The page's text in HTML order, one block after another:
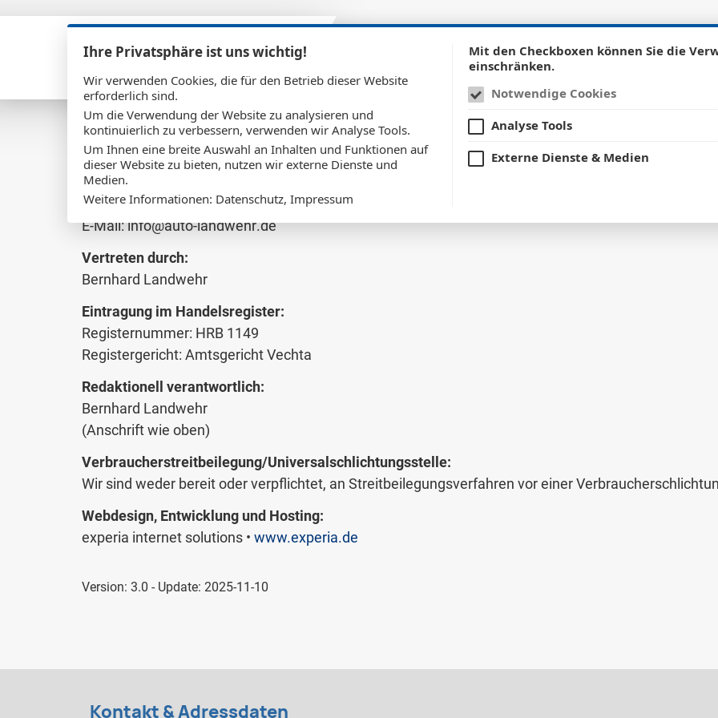
Home Unternehmen
Impressum
Auto Landwehr GmbH
Steinfelder Str. 28
49451 Holdorf
Tel.: 0 54 94 - 10 89
E-Mail:info@auto-landwehr.de
Vertreten durch:
Bernhard Landwehr
Eintragung im Handelsregister:
Registernummer: HRB 1149
Registergericht: Amtsgericht Vechta
Redaktionell verantwortlich:
Bernhard Landwehr
(Anschrift wie oben)
Verbraucher­streit­beilegung/Universal­schlichtungs­stelle:
Wir sind weder bereit oder verpflichtet, an Streitbeilegungsverfahren vor einer
Webdesign, Entwicklung und Hosting:
experia internet solutions • www.experia.de
Version: 3.0 - Update: 2025-11-10
Kontakt & Adressdaten
Ihre Privatsphäre ist uns wichtig!
Wir verwenden Cookies, die für den Betrieb dieser Website
erforderlich sind.
Um die Verwendung der Website zu analysieren und
kontinuierlich zu verbessern, verwenden wir Analyse Tools.
Um Ihnen eine breite Auswahl an Inhalten und Funktionen auf
dieser Website zu bieten, nutzen wir externe Dienste und
Medien.
Weitere Informationen: Datenschutz, Impressum
Mit den Checkboxen können Sie die
einschränken.
Notwendige Cookies
Analyse Tools
Externe Dienste & Medien